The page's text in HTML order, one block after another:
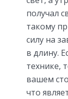
получал
такому
силу на
в длину.
технике,
вашем
что